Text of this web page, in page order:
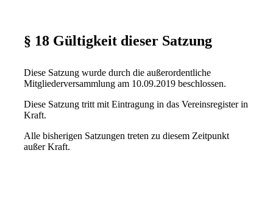
§ 18 Gültigkeit dieser Satzung
Diese Satzung wurde durch die außerordentliche
Mitgliederversammlung am 10.09.2019 beschlossen.
Diese Satzung tritt mit Eintragung in das Vereinsregister in
Kraft.
Alle bisherigen Satzungen treten zu diesem Zeitpunkt
außer Kraft.